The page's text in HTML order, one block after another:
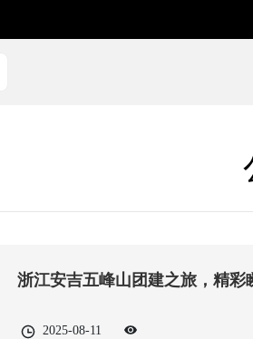
浙江安吉五峰山团建之旅，精彩
2025-08-11